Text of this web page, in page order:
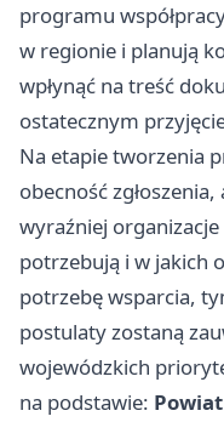
programu
w regionie i planują
wpłynąć na treść
ostatecznym
Na etapie tworzenia
obecność
wyraźniej organizacje
potrzebują i w jakich
potrzebę wsparcia,
postulaty zostaną
wojewódzkich
na podstawie: